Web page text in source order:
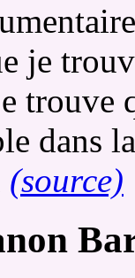
je
trouve
dans
(source)